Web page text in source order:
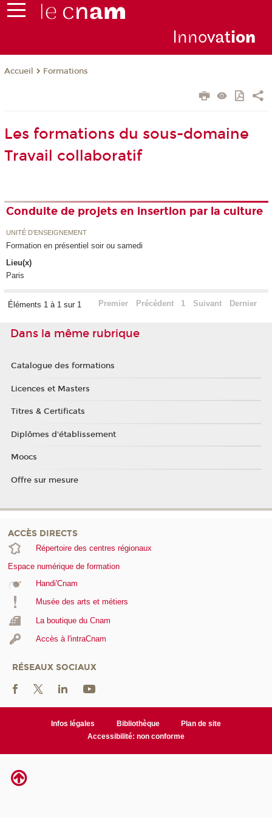
Innovation
Accueil Formations
Les formations du sous-domaine
Travail collaboratif
Conduite de projets en insertion par la culture
UNITÉ D’ENSEIGNEMENT
Formation en présentiel soir ou samedi
Lieu(x)
Paris
Éléments 1 à 1 sur 1 Premier Précédent 1 Suivant Dernier
Dans la même rubrique
Catalogue des formations
Licences et Masters
Titres & Certificats
Diplômes d'établissement
Moocs
Offre sur mesure
ACCÈS DIRECTS
Répertoire des centres régionaux
Espace numérique de formation
Handi'Cnam
Musée des arts et métiers
La boutique du Cnam
Accès à l'intraCnam
RÉSEAUX SOCIAUX
Infos légales Bibliothèque
Plan de site
Accessibilité: non conforme